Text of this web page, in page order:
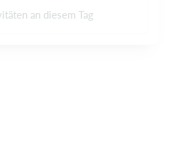
an diesem Tag